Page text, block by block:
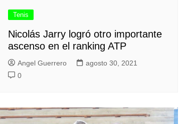
Tenis
Nicolás Jarry logró otro importante
ascenso en el ranking ATP
Angel Guerrero
agosto 30, 2021
0